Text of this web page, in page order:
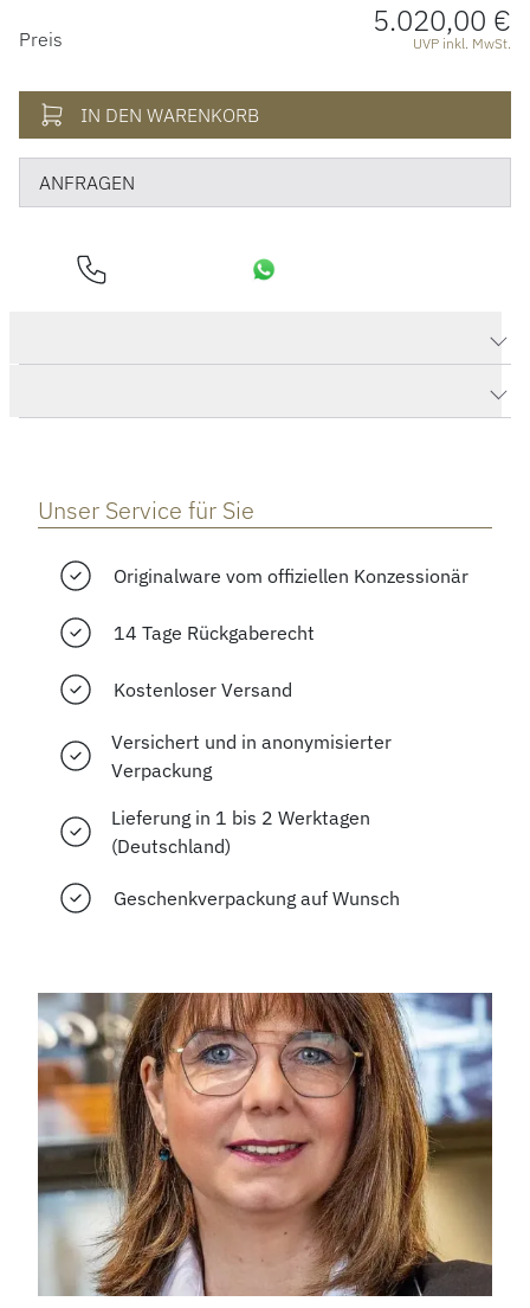
PREISINFORMATIONEN
Preis 5.020,00 €
UVP inkl. MwSt.
IN DEN WARENKORB
ANFRAGEN
Unser Service für Sie
Originalware vom offiziellen Konzessionär
14 Tage Rückgaberecht
Kostenloser Versand
Versichert und in anonymisierter
Verpackung
Lieferung in 1 bis 2 Werktagen
(Deutschland)
Geschenkverpackung auf Wunsch